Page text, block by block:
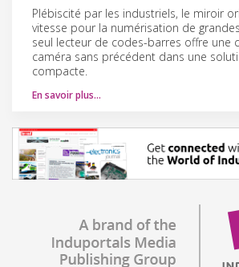
Plébiscité par les industriels, le miroir
vitesse pour la numérisation de
seul lecteur de codes-barres offre une
caméra sans précédent dans une
compacte.
En savoir plus…